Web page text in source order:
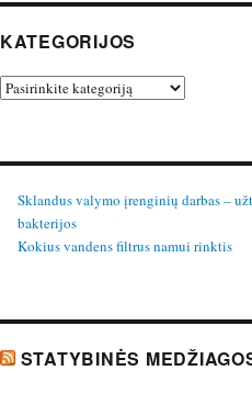
KATEGORIJOS
Kategorijos
Sklandus valymo įrenginių darbas –
bakterijos
Kokius vandens filtrus namui rinktis
STATYBINĖS